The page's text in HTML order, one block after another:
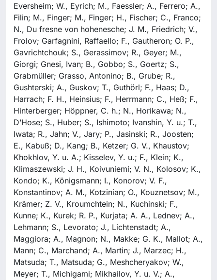
Eversheim; W., Eyrich; M., Faessler; A., Ferrero; A.,
Filin; M., Finger; M., Finger; H., Fischer; C., Franco;
N., Du fresne von hohenesche; J. M., Friedrich; V.,
Frolov; Garfagnini, Raffaello; F., Gautheron; O. P.,
Gavrichtchouk; S., Gerassimov; R., Geyer; M.,
Giorgi; Gnesi, Ivan; B., Gobbo; S., Goertz; S.,
Grabmüller; Grasso, Antonino; B., Grube; R.,
Gushterski; A., Guskov; T., Guthörl; F., Haas; D.,
Harrach; F. H., Heinsius; F., Herrmann; C., Heß; F.,
Hinterberger; Höppner, C. h.; N., Horikawa; N.,
D’Hose; S., Huber; S., Ishimoto; Ivanshin, Y. u.; T.,
Iwata; R., Jahn; V., Jary; P., Jasinski; R., Joosten;
E., Kabuß; D., Kang; B., Ketzer; G. V., Khaustov;
Khokhlov, Y. u. A.; Kisselev, Y. u.; F., Klein; K.,
Klimaszewski; J. H., Koivuniemi; V. N., Kolosov; K.,
Kondo; K., Königsmann; I., Konorov; V. F.,
Konstantinov; A. M., Kotzinian; O., Kouznetsov; M.,
Krämer; Z. V., Kroumchtein; N., Kuchinski; F.,
Kunne; K., Kurek; R. P., Kurjata; A. A., Lednev; A.,
Lehmann; S., Levorato; J., Lichtenstadt; A.,
Maggiora; A., Magnon; N., Makke; G. K., Mallot; A.,
Mann; C., Marchand; A., Martin; J., Marzec; H.,
Matsuda; T., Matsuda; G., Meshcheryakov; W.,
Meyer; T., Michigami; Mikhailov, Y. u. V.; A.,